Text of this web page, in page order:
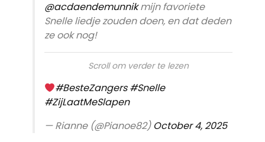
@acdaendemunnikmijn favoriete
Snelle liedje zouden doen, en dat deden
ze ook nog!
Scroll om verder te lezen
#BesteZangers #Snelle
#ZijLaatMeSlapen
— Rianne (@Pianoe82) October 4, 2025